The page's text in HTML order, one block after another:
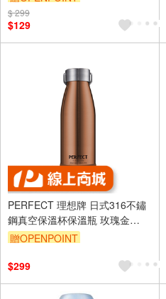
水餐袋 保溫便當袋 便當袋 保冷
袋 保溫袋
$ 299
$129
PERFECT 理想牌 日式316不鏽
鋼真空保溫杯保溫瓶 玫瑰金
350cc-Leidea樂德兒
贈OPENPOINT
$299